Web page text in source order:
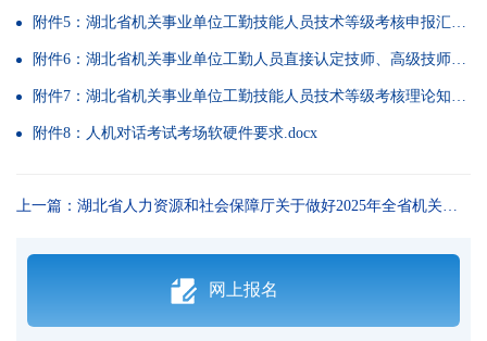
网上报名
附件5：湖北省机关事业单位工勤技能人员技术等级考核申报汇总表.docx
附件6：湖北省机关事业单位工勤人员直接认定技师、高级技师汇总表.docx
附件7：湖北省机关事业单位工勤技能人员技术等级考核理论知识考试大纲（试行）.docx
附件8：人机对话考试考场软硬件要求.docx